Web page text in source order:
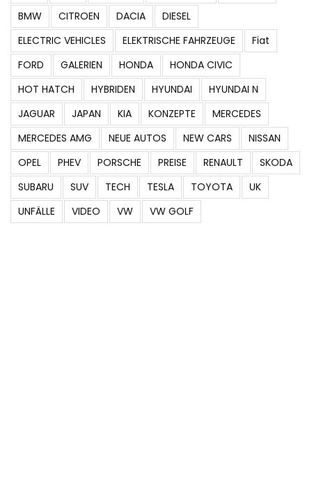
BMW
CITROEN DACIA
DIESEL
ELECTRIC VEHICLES
ELEKTRISCHE FAHRZEUGE
Fiat
FORD
GALERIEN HONDA
HONDA CIVIC
HOT HATCH
HYBRIDEN HYUNDAI
HYUNDAI N
JAGUAR
JAPAN KIA KONZEPTE
MERCEDES
MERCEDES AMG
NEUE AUTOS NEW CARS
NISSAN
OPEL
PHEV PORSCHE PREISE RENAULT
SKODA
SUBARU
SUV TECH TESLA TOYOTA
UK
UNFÄLLE
VIDEO VW VW GOLF